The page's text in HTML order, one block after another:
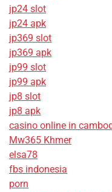
jp24 slot
jp24 apk
jp369 slot
jp369 apk
jp99 slot
jp99 apk
jp8 slot
jp8 apk
casino online in
Mw365 Khmer
elsa78
fbs indonesia
porn